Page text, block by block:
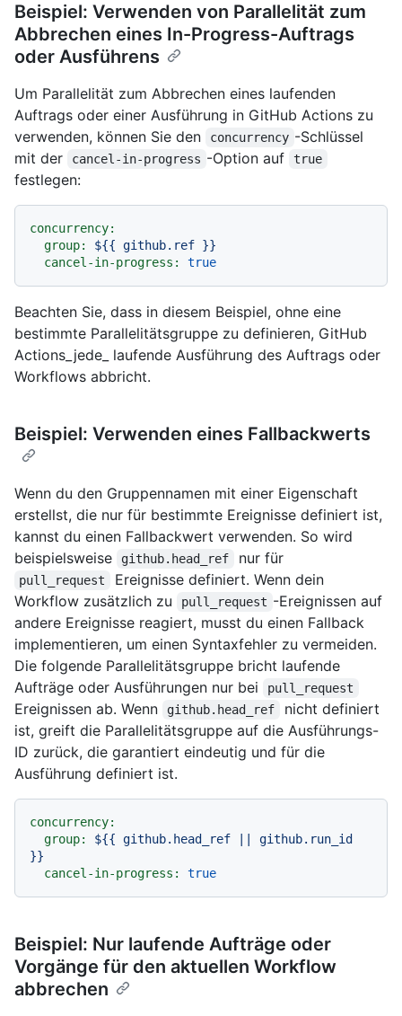
Beispiel: Verwenden von Parallelität zum
Abbrechen eines In-Progress-Auftrags
oder Ausführens
Um Parallelität zum Abbrechen eines laufenden
Auftrags oder einer Ausführung in GitHub Actions zu
verwenden, können Sie den
concurrency -Schlüssel
mit der
cancel-in-progress -Option auf true
festlegen:
concurrency:
group:
${{ github.ref }}
cancel-in-progress:
true
Beachten Sie, dass in diesem Beispiel, ohne eine
bestimmte Parallelitätsgruppe zu definieren, GitHub
Actions_jede_ laufende Ausführung des Auftrags oder
Workflows abbricht.
Beispiel: Verwenden eines Fallbackwerts
Wenn du den Gruppennamen mit einer Eigenschaft
erstellst, die nur für bestimmte Ereignisse definiert ist,
kannst du einen Fallbackwert verwenden. So wird
beispielsweise
github.head_ref nur für
pull_request
Ereignisse definiert. Wenn dein
Workflow zusätzlich zu
pull_request -Ereignissen auf
andere Ereignisse reagiert, musst du einen Fallback
implementieren, um einen Syntaxfehler zu vermeiden.
Die folgende Parallelitätsgruppe bricht laufende
Aufträge oder Ausführungen nur bei
pull_request
Ereignissen ab. Wenn github.head_ref
nicht definiert
ist, greift die Parallelitätsgruppe auf die Ausführungs-
ID zurück, die garantiert eindeutig und für die
Ausführung definiert ist.
concurrency:
group:
${{ github.head_ref
github.run_id
}}
cancel-in-progress:
true
Beispiel: Nur laufende Aufträge oder
Vorgänge für den aktuellen Workflow
abbrechen